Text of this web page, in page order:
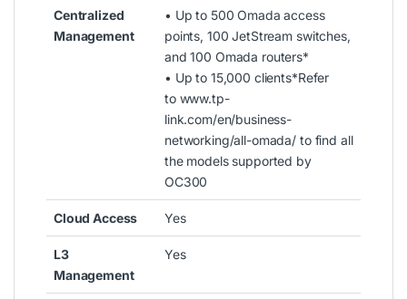
Centralized
Management
• Up to 500 Omada access
points, 100 JetStream switches,
and 100 Omada routers*
• Up to 15,000 clients*Refer
to www.tp-
link.com/en/business-
networking/all-omada/ to find all
the models supported by
OC300
Cloud Access Yes
L3
Management
Yes